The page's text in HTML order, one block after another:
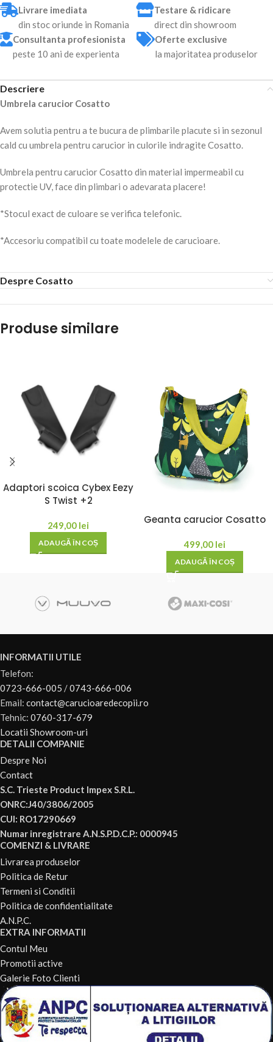
Livrare imediata
din stoc oriunde in Romania
Testare & ridicare
direct din showroom
Consultanta profesionista
peste 10 ani de experienta
Oferte exclusive
la majoritatea produselor
Descriere
Umbrela carucior Cosatto
Avem solutia pentru a te bucura de plimbarile placute si in sezonul
cald cu umbrela pentru carucior in culorile indragite Cosatto.
Umbrela pentru carucior Cosatto din material impermeabil cu
protectie UV, face din plimbari o adevarata placere!
*Stocul exact de culoare se verifica telefonic.
*Accesoriu compatibil cu toate modelele de carucioare.
Despre Cosatto
Produse similare
Adaptori scoica Cybex Eezy
S Twist +2
249,00 lei
ADAUGĂ ÎN COȘ
Geanta carucior Cosatto
499,00 lei
ADAUGĂ ÎN COȘ
INFORMATII UTILE
Telefon:
0723-666-005 /0743-666-006
Email: contact@carucioaredecopii.ro
Tehnic: 0760-317-679
Locatii Showroom-uri
DETALII COMPANIE
Despre Noi
Contact
S.C. Trieste Product Impex S.R.L.
ONRC:J40/3806/2005
CUI: RO17290669
Numar inregistrare A.N.S.P.D.C.P.: 0000945
COMENZI & LIVRARE
Livrarea produselor
Politica de Retur
Termeni si Conditii
Politica de confidentialitate
A.N.P.C.
EXTRA INFORMATII
Contul Meu
Promotii active
Galerie Foto Clienti